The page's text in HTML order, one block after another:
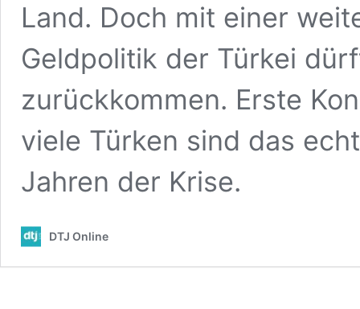
Land. Doch mit einer
Geldpolitik der Türkei
zurückkommen. Erste
viele Türken sind das
Jahren der Krise.
DTJ Online